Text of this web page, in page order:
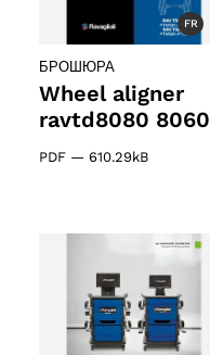
FR
БРОШЮРА
Wheel aligner
ravtd8080 8060
PDF — 610.29kB